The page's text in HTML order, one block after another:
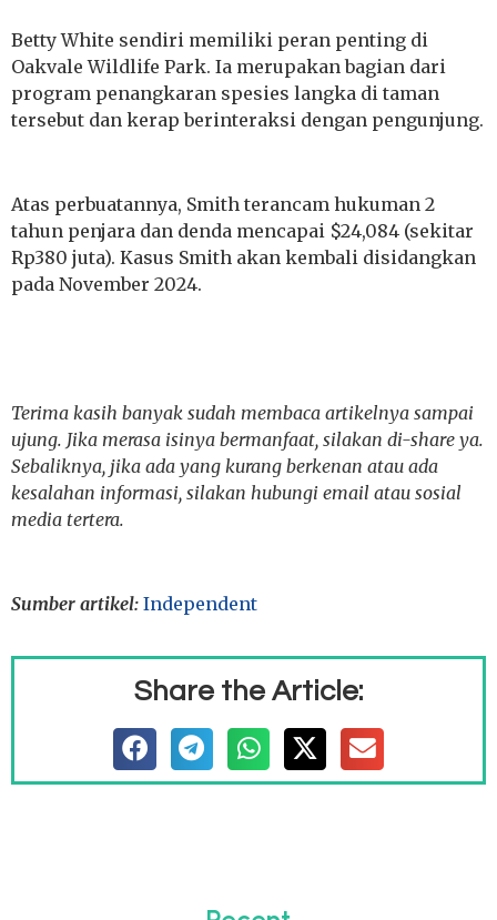
Betty White sendiri memiliki peran penting di
Oakvale Wildlife Park. Ia merupakan bagian dari
program penangkaran spesies langka di taman
tersebut dan kerap berinteraksi dengan pengunjung.
Atas perbuatannya, Smith terancam hukuman 2
tahun penjara dan denda mencapai $24,084 (sekitar
Rp380 juta). Kasus Smith akan kembali disidangkan
pada November 2024.
Terima kasih banyak sudah membaca artikelnya sampai
ujung. Jika merasa isinya bermanfaat, silakan di-share ya.
Sebaliknya, jika ada yang kurang berkenan atau ada
kesalahan informasi, silakan hubungi email atau sosial
media tertera.
Sumber artikel: Independent
Share the Article: